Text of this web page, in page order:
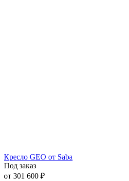
Кресло GEO от Saba
Под заказ
от 301 600 ₽